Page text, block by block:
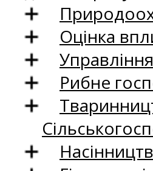
Оцінка
Рибне